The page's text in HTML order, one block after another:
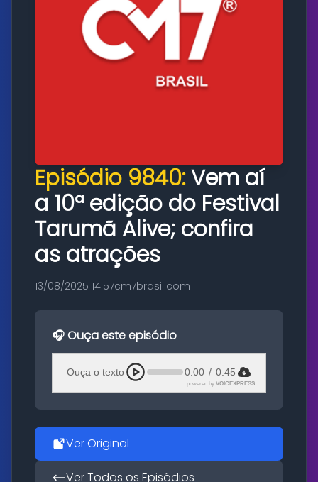
Episódio 9840:Vem aí
a 10ª edição do Festival
Tarumã Alive; confira
as atrações
13/08/2025 14:57cm7brasil.com
🎧 Ouça este episódio
Ouça o texto 0:00 / 0:45
powered by VOICEXPRESS
Ver Original
Ver Todos os Episódios